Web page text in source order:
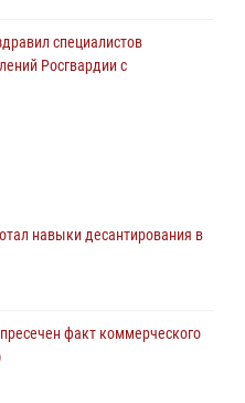
специалистов
Росгвардии с
разведчик ВСУ на южном
правопорядка почтили
Яковлева
навыки десантирования в
факт коммерческого